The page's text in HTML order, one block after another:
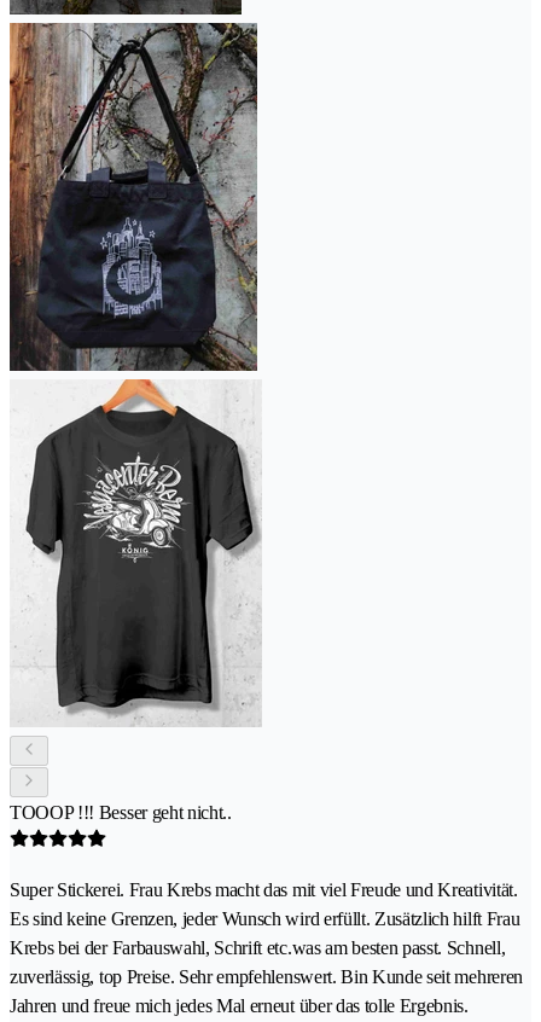
TOOOP !!! Besser geht nicht..
Super Stickerei. Frau Krebs macht das mit viel Freude und Kreativität.
Es sind keine Grenzen, jeder Wunsch wird erfüllt. Zusätzlich hilft Frau
Krebs bei der Farbauswahl, Schrift etc.was am besten passt. Schnell,
zuverlässig, top Preise. Sehr empfehlenswert. Bin Kunde seit mehreren
Jahren und freue mich jedes Mal erneut über das tolle Ergebnis.